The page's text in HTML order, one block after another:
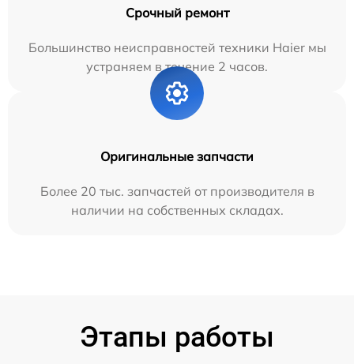
Срочный ремонт
Большинство неисправностей техники Haier мы
устраняем в течение 2 часов.
Оригинальные запчасти
Более 20 тыс. запчастей от производителя в
наличии на собственных складах.
Этапы работы